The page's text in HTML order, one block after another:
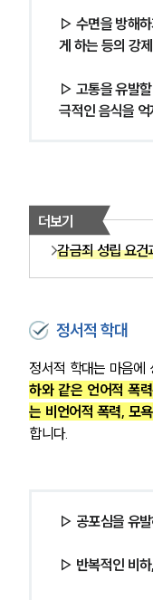
▷ 수면을 방해하
게 하는 등의 강
▷ 고통을 유발할
극적인 음식을
더보기
감금죄 성립 요
정서적 학대
정서적 학대는 마음에
하와 같은 언어적 폭
는 비언어적 폭력, 모
합니다.
▷ 공포심을 유
▷ 반복적인 비